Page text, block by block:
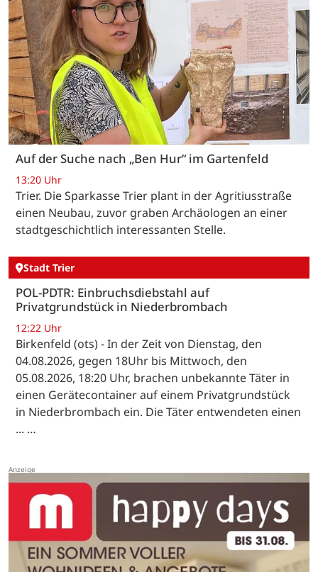
Auf der Suche nach „Ben Hur“ im Gartenfeld
13:20 Uhr
Trier. Die Sparkasse Trier plant in der Agritiusstraße
einen Neubau, zuvor graben Archäologen an einer
stadtgeschichtlich interessanten Stelle.
Stadt Trier
POL-PDTR: Einbruchsdiebstahl auf
Privatgrundstück in Niederbrombach
12:22 Uhr
Birkenfeld (ots) - In der Zeit von Dienstag, den
04.08.2026, gegen 18Uhr bis Mittwoch, den
05.08.2026, 18:20 Uhr, brachen unbekannte Täter in
einen Gerätecontainer auf einem Privatgrundstück
in Niederbrombach ein. Die Täter entwendeten einen
... …